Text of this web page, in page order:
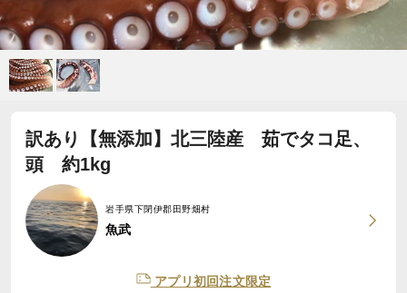
訳あり【無添加】北三陸産 茹でタコ足、
頭 約1kg
岩手県下閉伊郡田野畑村
魚武
アプリ初回注文限定